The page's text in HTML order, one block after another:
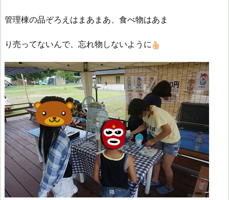
管理棟の品ぞろえはまあまあ、食べ物はあま
り売ってないんで、忘れ物しないように